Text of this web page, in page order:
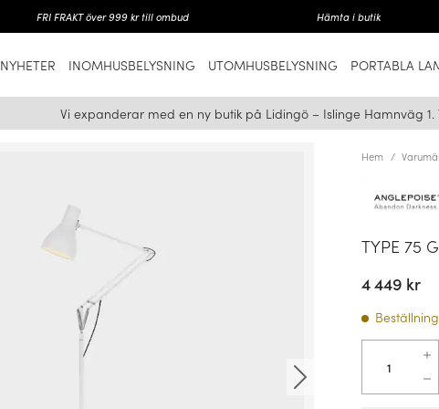
FRI FRAKT över 999 kr till ombud Hämta i butik
NYHETER INOMHUSBELYSNING UTOMHUSBELYSNING PORTABLA
Vi expanderar med en ny butik på Lidingö – Islinge Hamnväg
Hem
TYPE 75
4 449 kr